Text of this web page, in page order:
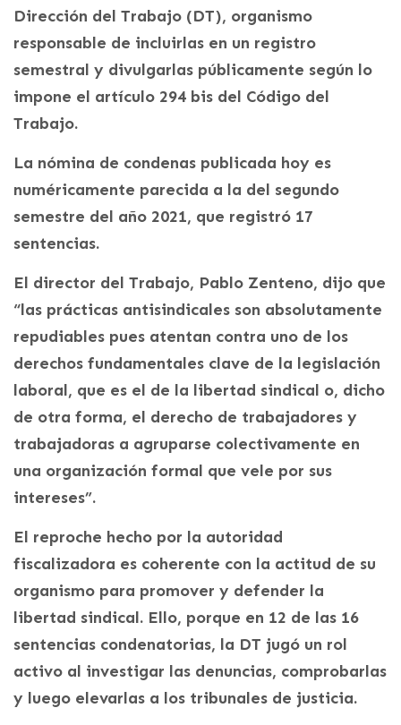
Dirección del Trabajo (DT), organismo
responsable de incluirlas en un registro
semestral y divulgarlas públicamente según lo
impone el artículo 294 bis del Código del
Trabajo.
La nómina de condenas publicada hoy es
numéricamente parecida a la del segundo
semestre del año 2021, que registró 17
sentencias.
El director del Trabajo, Pablo Zenteno, dijo que
“las prácticas antisindicales son absolutamente
repudiables pues atentan contra uno de los
derechos fundamentales clave de la legislación
laboral, que es el de la libertad sindical o, dicho
de otra forma, el derecho de trabajadores y
trabajadoras a agruparse colectivamente en
una organización formal que vele por sus
intereses”.
El reproche hecho por la autoridad
fiscalizadora es coherente con la actitud de su
organismo para promover y defender la
libertad sindical. Ello, porque en 12 de las 16
sentencias condenatorias, la DT jugó un rol
activo al investigar las denuncias, comprobarlas
y luego elevarlas a los tribunales de justicia.